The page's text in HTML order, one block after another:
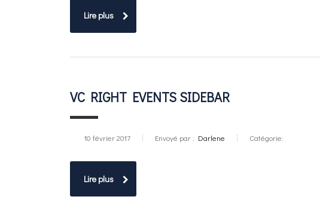
Lire plus
VC RIGHT EVENTS SIDEBAR
10 février 2017 Envoyé par : Darlene Catégorie:
Lire plus